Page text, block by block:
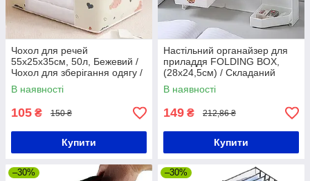
Чохол для речей
55х25х35см, 50л, Бежевий /
Чохол для зберігання одягу /
Органайзер для речей
В наявності
105 ₴ 150 ₴
Купити
Настільний органайзер для
приладдя FOLDING BOX,
(28х24,5см) / Складаний
канцелярський органайзер
В наявності
149 ₴ 212,86 ₴
Купити
–30% –30%